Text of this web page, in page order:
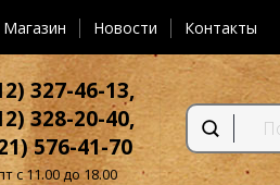
Магазин Новости Контакты
327-46-13,
328-20-40,
576-41-70
с 11.00 до 18.00